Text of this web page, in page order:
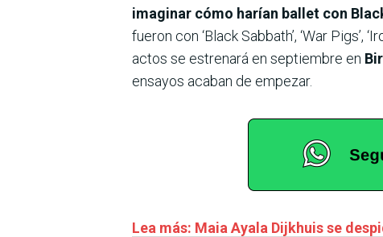
imaginar cómo harían ballet con
fueron con ‘Black Sabbath’, ‘War Pigs’,
actos se estrenará en septiembre en
ensayos acaban de empezar.
Lea más: Maia Ayala Dijkhuis se